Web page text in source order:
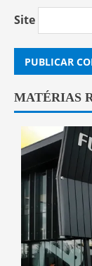
Site
MATÉRIAS